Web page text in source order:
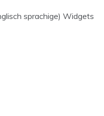
sprachige) Widgets